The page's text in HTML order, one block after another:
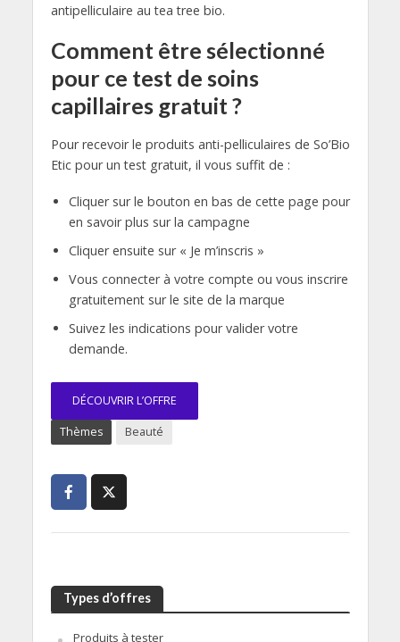
antipelliculaire au tea tree bio.
Comment être sélectionné
pour ce test de soins
capillaires gratuit ?
Pour recevoir le produits anti-pelliculaires de So’Bio
Etic pour un test gratuit, il vous suffit de :
Cliquer sur le bouton en bas de cette page pour
en savoir plus sur la campagne
Cliquer ensuite sur « Je m’inscris »
Vous connecter à votre compte ou vous inscrire
gratuitement sur le site de la marque
Suivez les indications pour valider votre
demande.
DÉCOUVRIR L’OFFRE
Thèmes Beauté
Types d’offres
Produits à tester